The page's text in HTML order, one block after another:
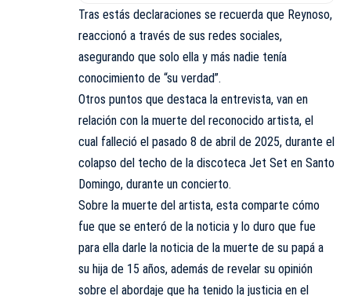
Tras estás declaraciones se recuerda que Reynoso,
reaccionó a través de sus redes sociales,
asegurando que solo ella y más nadie tenía
conocimiento de “su verdad”.
Otros puntos que destaca la entrevista, van en
relación con la muerte del reconocido artista, el
cual falleció el pasado 8 de abril de 2025, durante el
colapso del techo de la discoteca Jet Set en Santo
Domingo, durante un concierto.
Sobre la muerte del artista, esta comparte cómo
fue que se enteró de la noticia y lo duro que fue
para ella darle la noticia de la muerte de su papá a
su hija de 15 años, además de revelar su opinión
sobre el abordaje que ha tenido la justicia en el